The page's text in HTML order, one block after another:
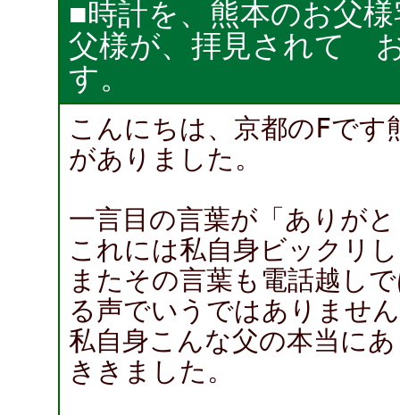
■時計を、熊本のお父
父様が、拝見されて
す。
こんにちは、京都のFで
がありました。
一言目の言葉が「ありが
これには私自身ビックリ
またその言葉も電話越し
る声でいうではありませ
私自身こんな父の本当に
ききました。